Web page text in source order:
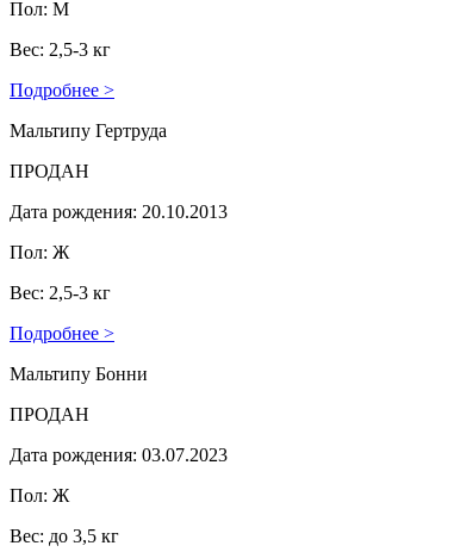
Пол: М
Вес: 2,5-3 кг
Подробнее >
Мальтипу Гертруда
ПРОДАН
Дата рождения: 20.10.2013
Пол: Ж
Вес: 2,5-3 кг
Подробнее >
Мальтипу Бонни
ПРОДАН
Дата рождения: 03.07.2023
Пол: Ж
Вес: до 3,5 кг